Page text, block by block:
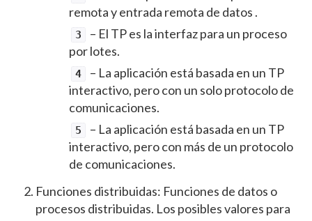
remota y entrada remota de datos .
3
– El TP es la interfaz para un proceso
por lotes.
4
– La aplicación está basada en un TP
interactivo, pero con un solo protocolo de
comunicaciones.
5
– La aplicación está basada en un TP
interactivo, pero con más de un protocolo
de comunicaciones.
Funciones distribuidas: Funciones de datos o
procesos distribuidas. Los posibles valores para